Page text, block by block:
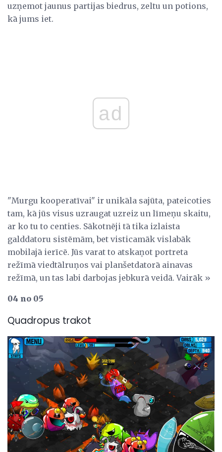
uzņemot jaunus partijas biedrus, zeltu un potions,
kā jums iet.
ad
"Murgu kooperatīvai" ir unikāla sajūta, pateicoties
tam, kā jūs visus uzraugat uzreiz un līmeņu skaitu,
ar ko tu to centies. Sākotnēji tā tika izlaista
galddatoru sistēmām, bet visticamāk vislabāk
mobilajā ierīcē. Jūs varat to atskaņot portreta
režīmā viedtālruņos vai planšetdatorā ainavas
režīmā, un tas labi darbojas jebkurā veidā. Vairāk »
04 no 05
Quadropus trakot